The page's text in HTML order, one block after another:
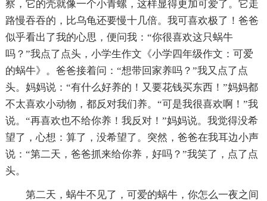
察，它的壳就像一个小青螺，这样显得更加可爱了。它走
路慢吞吞的，比乌龟还要慢十几倍。我可喜欢极了！爸爸
似乎看出了我的心思，便问我：“你很喜欢这只蜗牛
吗？”我点了点头，小学生作文《小学四年级作文：可爱
的蜗牛》。爸爸接着问：“想带回家养吗？”我又点了点
头。妈妈说：“有什么好养的！又要花钱买东西！”妈妈都
不太喜欢小动物，都反对我们养。“可是我很喜欢啊！”我
说。“再喜欢也不给你养！我反对！”妈妈说。我觉得没希
望了，心想：算了，没希望了。突然，爸爸在我耳边小声
说：“第二天，爸爸抓来给你养，好吗？”我笑了，点了点
头。
第二天，蜗牛不见了，可爱的蜗牛，你怎么一夜之间